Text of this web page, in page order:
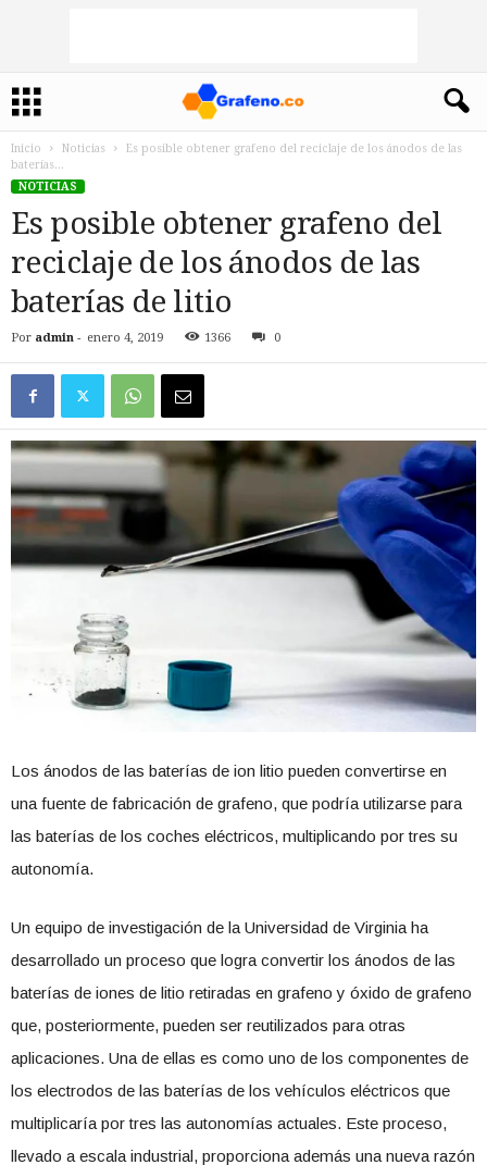
Inicio Noticias
Es posible obtener grafeno del reciclaje de los ánodos de las
baterías...
NOTICIAS
Es posible obtener grafeno del
reciclaje de los ánodos de las
baterías de litio
Por admin - enero 4, 2019 1366 0
Los ánodos de las baterías de ion litio pueden convertirse en
una fuente de fabricación de grafeno, que podría utilizarse para
las baterías de los coches eléctricos, multiplicando por tres su
autonomía.
Un equipo de investigación de la Universidad de Virginia ha
desarrollado un proceso que logra convertir los ánodos de las
baterías de iones de litio retiradas en grafeno y óxido de grafeno
que, posteriormente, pueden ser reutilizados para otras
aplicaciones. Una de ellas es como uno de los componentes de
los electrodos de las baterías de los vehículos eléctricos que
multiplicaría por tres las autonomías actuales. Este proceso,
llevado a escala industrial, proporciona además una nueva razón